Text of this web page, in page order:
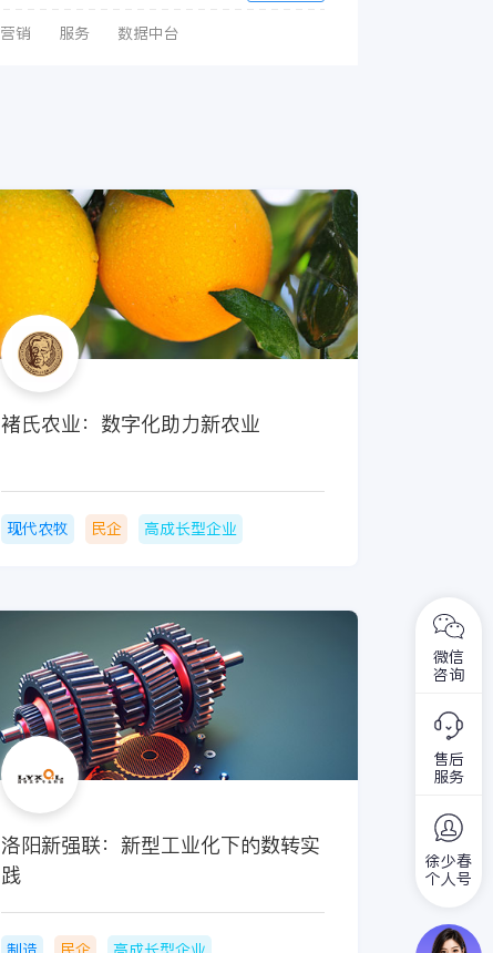
营销 服务 数据中台
褚氏农业：数字化助力新农业
现代农牧 民企 高成长型企业
洛阳新强联：新型工业化下的数转实
践
微信
咨询
售后
服务
徐少春
个人号